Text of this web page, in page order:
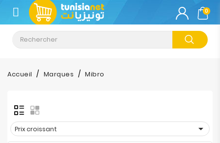
CATÉGORIE
Climatisation
Informatique
&
Tablette
Impression
0
Accueil Marques Mibro
Prix croissant 